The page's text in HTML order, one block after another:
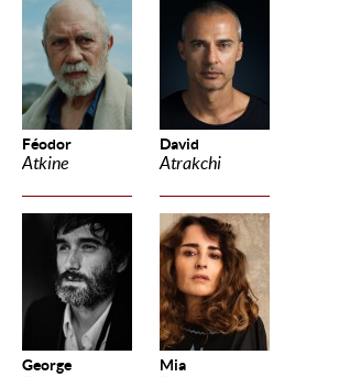
Féodor
Atkine
David
Atrakchi
George Mia